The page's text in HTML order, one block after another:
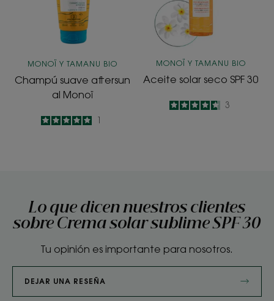
MONOÏ Y TAMANU BIO
Champú suave aftersun
al Monoï
5/51
MONOÏ Y TAMANU BIO
Aceite solar seco SPF 30
4.7
/
5
3
Lo que dicen nuestros clientes
sobre Crema solar sublime SPF 30
Tu opinión es importante para nosotros.
DEJAR UNA RESEÑA